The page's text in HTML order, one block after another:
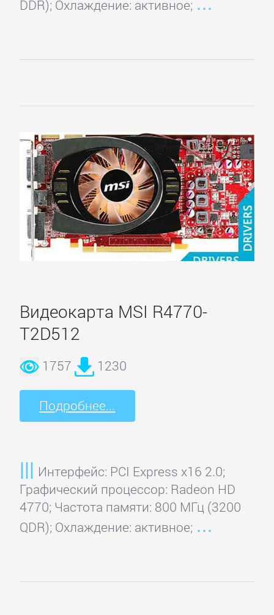
DDR); Охлаждение: активное;
Видеокарта MSI R4770-
T2D512
1757 1230
Подробнее...
Интерфейс: PCI Express x16 2.0;
Графический процессор: Radeon HD
4770; Частота памяти: 800 МГц (3200
QDR); Охлаждение: активное;
Pegatron
PNY
Point
of
View
PowerColor
Sapphire
SPARKLE
VTX3D
XFX
ZOTAC
ЗВУКОВЫЕ
КАРТЫ